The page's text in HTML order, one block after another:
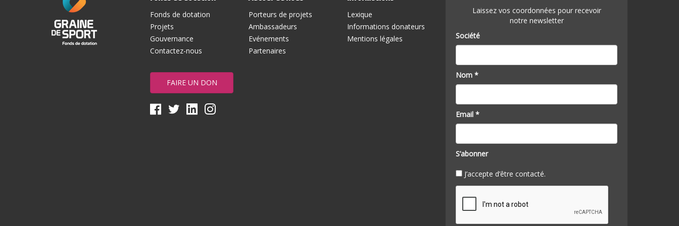
Fonds de dotation
Projets
Gouvernance
Contactez-nous
FAIRE UN DON
Porteurs de projets
Ambassadeurs
Evénements
Partenaires
Lexique
Informations donateurs
Mentions légales
Laissez vos coordonnées pour recevoir
notre newsletter
Société
Nom *
Email *
S’abonner
J’accepte d’être contacté.